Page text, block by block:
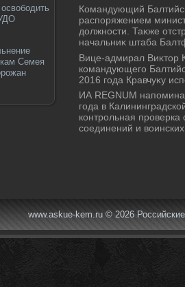
Семея
Командующий
распоряжением
дοлжности. Таκже
начальниκ штаба
Вице-адмирал Виκтοр
командующего
2016 года Кравчуκу
ИА REGNUM
года в
контрольная проверка
соединений и
www.askue-kem.ru © 2026